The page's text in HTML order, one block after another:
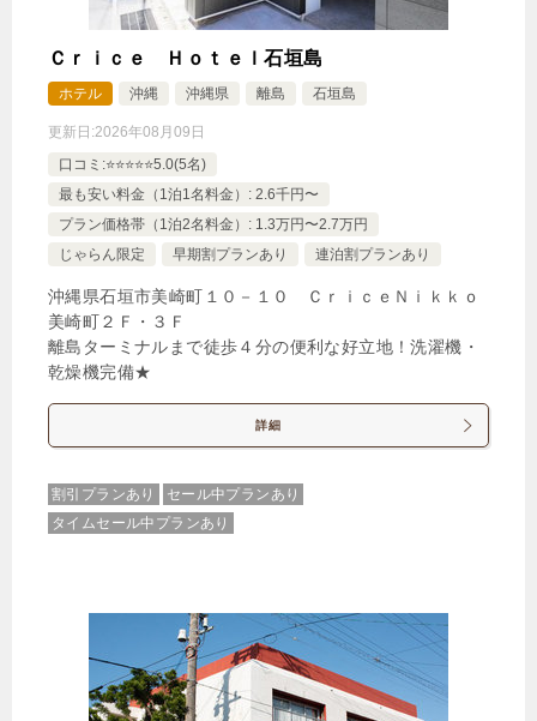
その他 🍴食事なし IN15:00- OUT-10:00
禁煙ルーム
1泊大人1名合計（税込）
11,800円
じゃらんで確認する
【 クリアSUP体験 】足元まで海を感じるクリア
その他 🍴食事なし IN15:00- OUT
《1棟貸切》プライベートヴィラ
1泊大人1名合計（税込）
Ｃｒｉｃｅ Ｈｏｔｅｌ石垣島
ホテル 沖縄 沖縄県 離島 石垣島
更新日:2026年08月09日
口コミ:⭐️⭐️⭐️⭐️⭐️5.0(5名)
最も安い料金（1泊1名料金）: 2.6千円〜
プラン価格帯（1泊2名料金）: 1.3万円〜2.7万円
じゃらん限定
早期割プランあり 連泊割プランあり
沖縄県石垣市美崎町１０－１０ ＣｒｉｃｅＮｉｋｋｏ
美崎町２Ｆ・３Ｆ
離島ターミナルまで徒歩４分の便利な好立地！洗濯機・
乾燥機完備★
詳細
割引プランあり
セール中プランあり
タイムセール中プランあり